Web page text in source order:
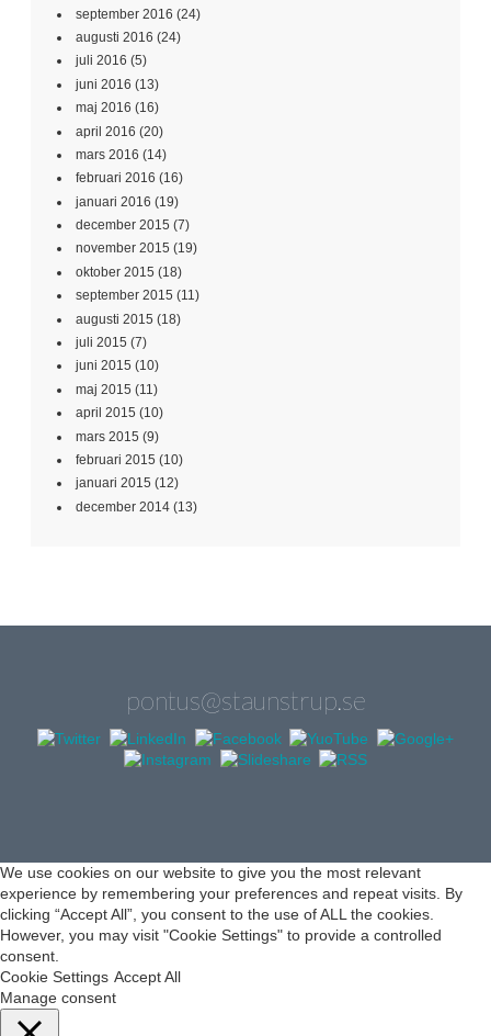
september 2016 (24)
augusti 2016 (24)
juli 2016 (5)
juni 2016 (13)
maj 2016 (16)
april 2016 (20)
mars 2016 (14)
februari 2016 (16)
januari 2016 (19)
december 2015 (7)
november 2015 (19)
oktober 2015 (18)
september 2015 (11)
augusti 2015 (18)
juli 2015 (7)
juni 2015 (10)
maj 2015 (11)
april 2015 (10)
mars 2015 (9)
februari 2015 (10)
januari 2015 (12)
december 2014 (13)
pontus@staunstrup.se
We use cookies on our website to give you the most relevant
experience by remembering your preferences and repeat visits. By
clicking “Accept All”, you consent to the use of ALL the cookies.
However, you may visit "Cookie Settings" to provide a controlled
consent.
Cookie Settings Accept All
Manage consent